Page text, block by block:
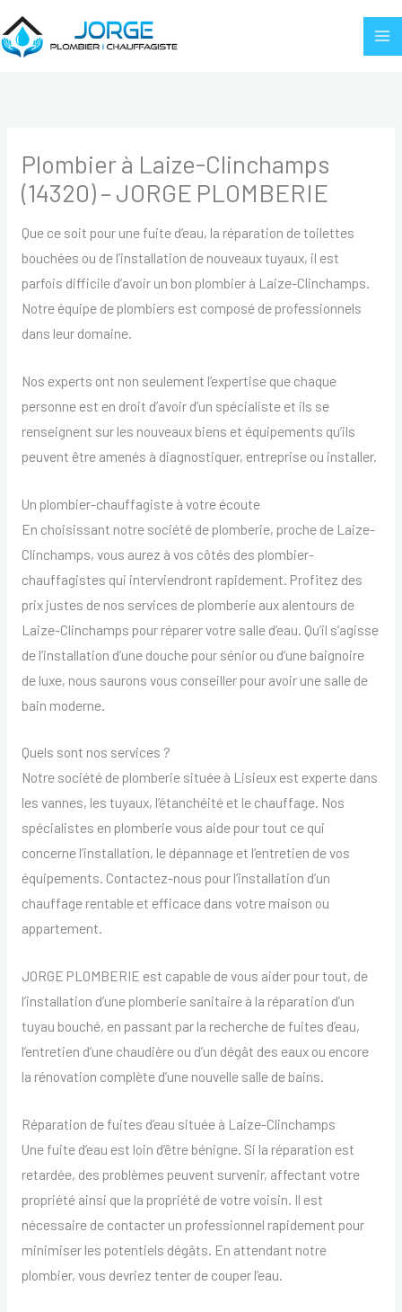
au
contenu
Plombier à Laize-Clinchamps
(14320) – JORGE PLOMBERIE
Que ce soit pour une fuite d’eau, la réparation de toilettes
bouchées ou de l’installation de nouveaux tuyaux, il est
parfois difficile d’avoir un bon plombier à Laize-Clinchamps.
Notre équipe de plombiers est composé de professionnels
dans leur domaine.
Nos experts ont non seulement l’expertise que chaque
personne est en droit d’avoir d’un spécialiste et ils se
renseignent sur les nouveaux biens et équipements qu’ils
peuvent être amenés à diagnostiquer, entreprise ou installer.
Un plombier-chauffagiste à votre écoute
En choisissant notre société de plomberie, proche de Laize-
Clinchamps, vous aurez à vos côtés des plombier-
chauffagistes qui interviendront rapidement. Profitez des
prix justes de nos services de plomberie aux alentours de
Laize-Clinchamps pour réparer votre salle d’eau. Qu’il s’agisse
de l’installation d’une douche pour sénior ou d’une baignoire
de luxe, nous saurons vous conseiller pour avoir une salle de
bain moderne.
Quels sont nos services ?
Notre société de plomberie située à Lisieux est experte dans
les vannes, les tuyaux, l’étanchéité et le chauffage. Nos
spécialistes en plomberie vous aide pour tout ce qui
concerne l’installation, le dépannage et l’entretien de vos
équipements. Contactez-nous pour l’installation d’un
chauffage rentable et efficace dans votre maison ou
appartement.
JORGE PLOMBERIE est capable de vous aider pour tout, de
l’installation d’une plomberie sanitaire à la réparation d’un
tuyau bouché, en passant par la recherche de fuites d’eau,
l’entretien d’une chaudière ou d’un dégât des eaux ou encore
la rénovation complète d’une nouvelle salle de bains.
Réparation de fuites d’eau située à Laize-Clinchamps
Une fuite d’eau est loin d’être bénigne. Si la réparation est
retardée, des problèmes peuvent survenir, affectant votre
propriété ainsi que la propriété de votre voisin. Il est
nécessaire de contacter un professionnel rapidement pour
minimiser les potentiels dégâts. En attendant notre
plombier, vous devriez tenter de couper l’eau.